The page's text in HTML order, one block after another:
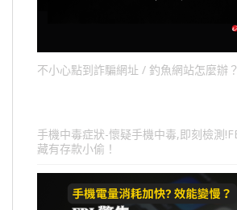
不小心點到詐騙網址 / 釣魚網站怎麼辦？
手機中毒症狀-懷疑手機中毒,即刻檢測
藏有存款小偷！